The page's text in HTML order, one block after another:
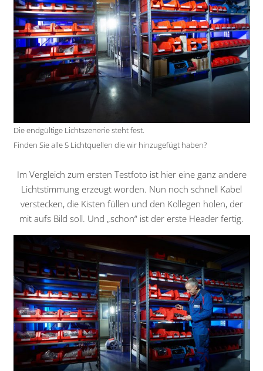
Die endgültige Lichtszenerie steht fest.
Finden Sie alle 5 Lichtquellen die wir hinzugefügt haben?
Im Vergleich zum ersten Testfoto ist hier eine ganz andere
Lichtstimmung erzeugt worden. Nun noch schnell Kabel
verstecken, die Kisten füllen und den Kollegen holen, der
mit aufs Bild soll. Und „schon“ ist der erste Header fertig.